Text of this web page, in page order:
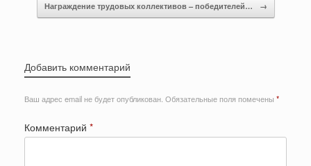
Награждение трудовых коллективов – победителей… →
Добавить комментарий
Ваш адрес email не будет опубликован. Обязательные поля помечены *
Комментарий *